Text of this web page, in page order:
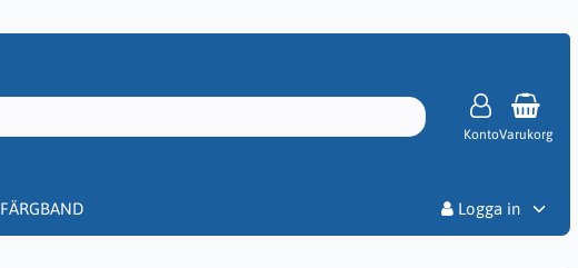
KontoVarukorg
FÄRGBAND
Logga in